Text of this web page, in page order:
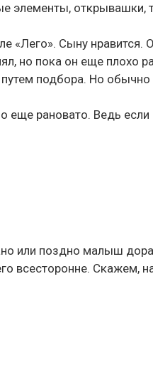
элементы,
«Лего». Сыну
но пока он еще
подбора. Но
рановато. Ведь
или поздно малыш
всесторонне. Скажем,